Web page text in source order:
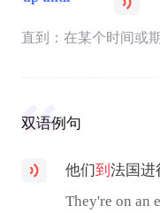
直到：在某个时间或
双语例句
他们到法国进
They're on an